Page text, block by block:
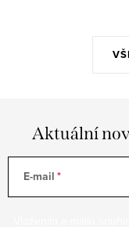
Aktuální
E-mail